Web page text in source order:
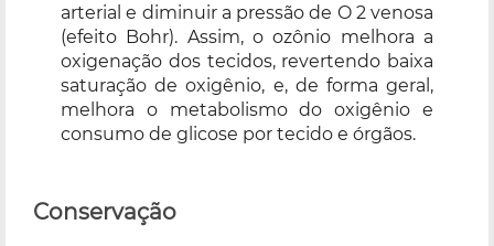
arterial e diminuir a pressão de O 2 venosa
(efeito Bohr). Assim, o ozônio melhora a
oxigenação dos tecidos, revertendo baixa
saturação de oxigênio, e, de forma geral,
melhora o metabolismo do oxigênio e
consumo de glicose por tecido e órgãos.
Conservação